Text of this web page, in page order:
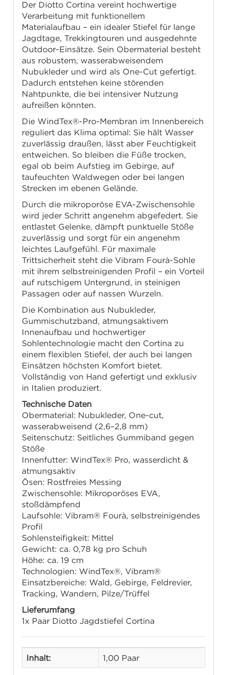
Der Diotto Cortina vereint hochwertige
Verarbeitung mit funktionellem
Materialaufbau – ein idealer Stiefel für lange
Jagdtage, Trekkingtouren und ausgedehnte
Outdoor-Einsätze. Sein Obermaterial besteht
aus robustem, wasserabweisendem
Nubukleder und wird als One-Cut gefertigt.
Dadurch entstehen keine störenden
Nahtpunkte, die bei intensiver Nutzung
aufreißen könnten.
Die WindTex®-Pro-Membran im Innenbereich
reguliert das Klima optimal: Sie hält Wasser
zuverlässig draußen, lässt aber Feuchtigkeit
entweichen. So bleiben die Füße trocken,
egal ob beim Aufstieg im Gebirge, auf
taufeuchten Waldwegen oder bei langen
Strecken im ebenen Gelände.
Durch die mikroporöse EVA-Zwischensohle
wird jeder Schritt angenehm abgefedert. Sie
entlastet Gelenke, dämpft punktuelle Stöße
zuverlässig und sorgt für ein angenehm
leichtes Laufgefühl. Für maximale
Trittsicherheit steht die Vibram Fourà-Sohle
mit ihrem selbstreinigenden Profil – ein Vorteil
auf rutschigem Untergrund, in steinigen
Passagen oder auf nassen Wurzeln.
Die Kombination aus Nubukleder,
Gummischutzband, atmungsaktivem
Innenaufbau und hochwertiger
Sohlentechnologie macht den Cortina zu
einem flexiblen Stiefel, der auch bei langen
Einsätzen höchsten Komfort bietet.
Vollständig von Hand gefertigt und exklusiv
in Italien produziert.
Technische Daten
Obermaterial: Nubukleder, One-cut,
wasserabweisend (2,6–2,8 mm)
Seitenschutz: Seitliches Gummiband gegen
Stöße
Innenfutter: WindTex® Pro, wasserdicht &
atmungsaktiv
Ösen: Rostfreies Messing
Zwischensohle: Mikroporöses EVA,
stoßdämpfend
Laufsohle: Vibram® Fourà, selbstreinigendes
Profil
Sohlensteifigkeit: Mittel
Gewicht: ca. 0,78 kg pro Schuh
Höhe: ca. 19 cm
Technologien: WindTex®, Vibram®
Einsatzbereiche: Wald, Gebirge, Feldrevier,
Tracking, Wandern, Pilze/Trüffel
Lieferumfang
1x Paar Diotto Jagdstiefel Cortina
Inhalt: 1,00 Paar